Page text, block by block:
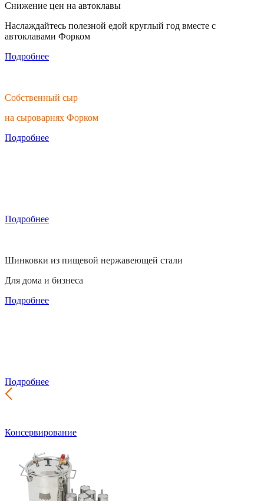
Снижение цен на автоклавы
Наслаждайтесь полезной едой круглый год вместе с
автоклавами Форком
Подробнее
Собственный сыр
на сыроварнях Форком
Подробнее
Подробнее
Шинковки из пищевой нержавеющей стали
Для дома и бизнеса
Подробнее
Подробнее
Консервирование